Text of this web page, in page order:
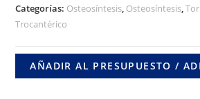
MM.
x
MM.
cantidad
Categorías: Osteosíntesis, Osteosíntesis,
Trocantérico
AÑADIR AL PRESUPUESTO /